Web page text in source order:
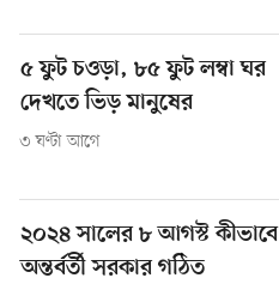
৫ ফুট চওড়া, ৮৫ ফুট লম্বা ঘর
দেখতে ভিড় মানুষের
৩ ঘণ্টা আগে
২০২৪ সালের ৮ আগস্ট কীভাবে
অন্তর্বর্তী সরকার গঠিত